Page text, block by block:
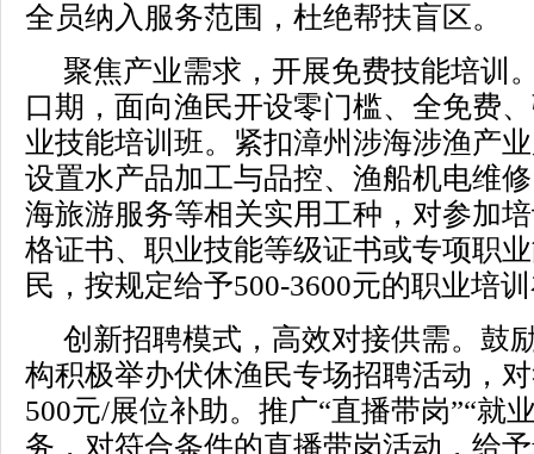
全员纳入服务范围，杜绝帮扶盲区。
聚焦产业需求，开展免费技能培训
口期，面向渔民开设零门槛、全免费
业技能培训班。紧扣漳州涉海涉渔产
设置水产品加工与品控、渔船机电维
海旅游服务等相关实用工种，对参加
格证书、职业技能等级证书或专项职
民，按规定给予500-3600元的职业培
创新招聘模式，高效对接供需。鼓
构积极举办伏休渔民专场招聘活动，
500元/展位补助。推广“直播带岗”“就
务，对符合条件的直播带岗活动，给